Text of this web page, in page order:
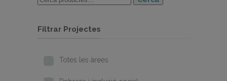
Filtrar Projectes
Totes les àrees